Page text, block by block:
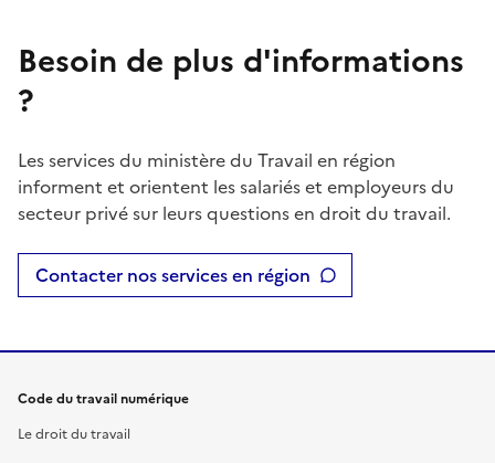
Besoin de plus d'informations
?
Les services du ministère du Travail en région
informent et orientent les salariés et employeurs du
secteur privé sur leurs questions en droit du travail.
Contacter nos services en région
Code du travail numérique
Le droit du travail